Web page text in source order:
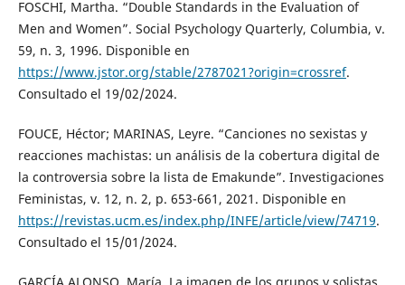
FOSCHI, Martha. “Double Standards in the Evaluation of
Men and Women”. Social Psychology Quarterly, Columbia, v.
59, n. 3, 1996. Disponible en
https://www.jstor.org/stable/2787021?origin=crossref.
Consultado el 19/02/2024.
FOUCE, Héctor; MARINAS, Leyre. “Canciones no sexistas y
reacciones machistas: un análisis de la cobertura digital de
la controversia sobre la lista de Emakunde”. Investigaciones
Feministas, v. 12, n. 2, p. 653-661, 2021. Disponible en
https://revistas.ucm.es/index.php/INFE/article/view/74719.
Consultado el 15/01/2024.